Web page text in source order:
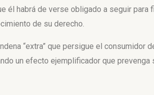
él habrá de verse obligado a seguir para
de su derecho.
“extra” que persigue el consumidor
un efecto ejemplificador que prevenga